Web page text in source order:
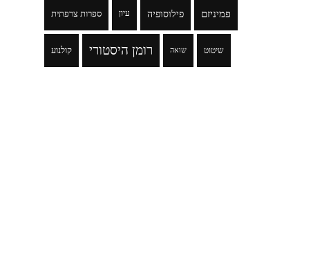
ספרות צרפתית עיון פילוסופיה פמיניזם
קולנוע רומן היסטורי שואה שיטוט